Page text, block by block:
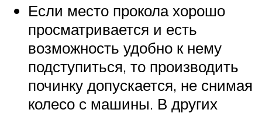
Если место прокола хорошо
просматривается и есть
возможность удобно к нему
подступиться, то производить
починку допускается, не снимая
колесо с машины. В других